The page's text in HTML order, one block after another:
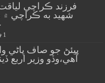
شهيد به ڪراچي ۾
1
پيئڻ جو صاف پاڻي
آهي،وڏو وزير